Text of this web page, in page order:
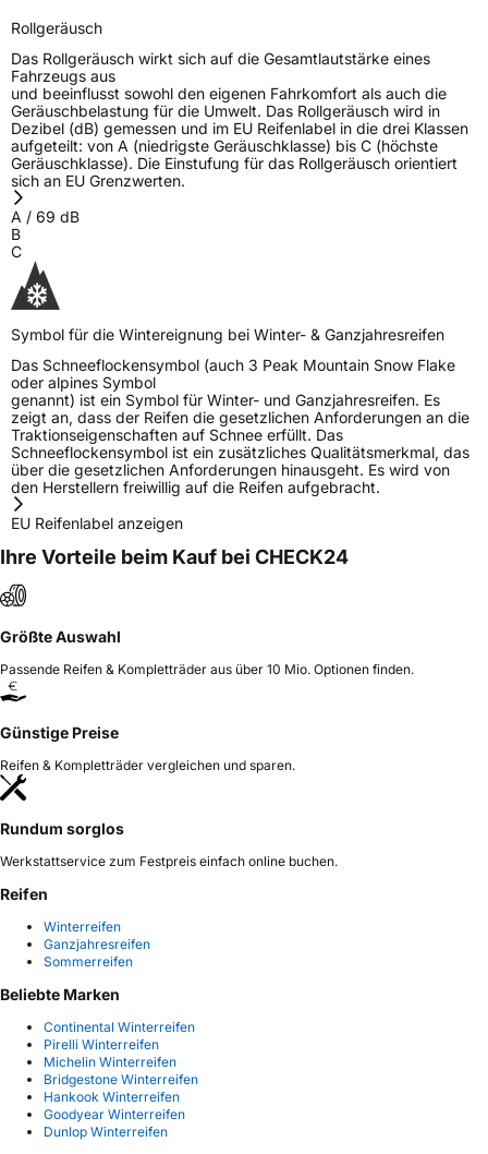
Rollgeräusch
Das Rollgeräusch wirkt sich auf die Gesamtlautstärke eines
Fahrzeugs aus
und beeinflusst sowohl den eigenen Fahrkomfort als auch die
Geräuschbelastung für die Umwelt. Das Rollgeräusch wird in
Dezibel (dB) gemessen und im EU Reifenlabel in die drei Klassen
aufgeteilt: von A (niedrigste Geräuschklasse) bis C (höchste
Geräuschklasse). Die Einstufung für das Rollgeräusch orientiert
sich an EU Grenzwerten.
A / 69 dB
B
C
Symbol für die Wintereignung bei Winter- & Ganzjahresreifen
Das Schneeflockensymbol (auch 3 Peak Mountain Snow Flake
oder alpines Symbol
genannt) ist ein Symbol für Winter- und Ganzjahresreifen. Es
zeigt an, dass der Reifen die gesetzlichen Anforderungen an die
Traktionseigenschaften auf Schnee erfüllt. Das
Schneeflockensymbol ist ein zusätzliches Qualitätsmerkmal, das
über die gesetzlichen Anforderungen hinausgeht. Es wird von
den Herstellern freiwillig auf die Reifen aufgebracht.
EU Reifenlabel anzeigen
Ihre Vorteile beim Kauf bei CHECK24
Größte Auswahl
Passende Reifen & Kompletträder aus über 10 Mio. Optionen finden.
Günstige Preise
Reifen & Kompletträder vergleichen und sparen.
Rundum sorglos
Werkstattservice zum Festpreis einfach online buchen.
Reifen
Winterreifen
Ganzjahresreifen
Sommerreifen
Beliebte Marken
Continental Winterreifen
Pirelli Winterreifen
Michelin Winterreifen
Bridgestone Winterreifen
Hankook Winterreifen
Goodyear Winterreifen
Dunlop Winterreifen